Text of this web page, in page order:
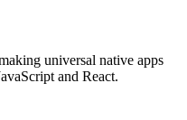
universal native apps
and React.